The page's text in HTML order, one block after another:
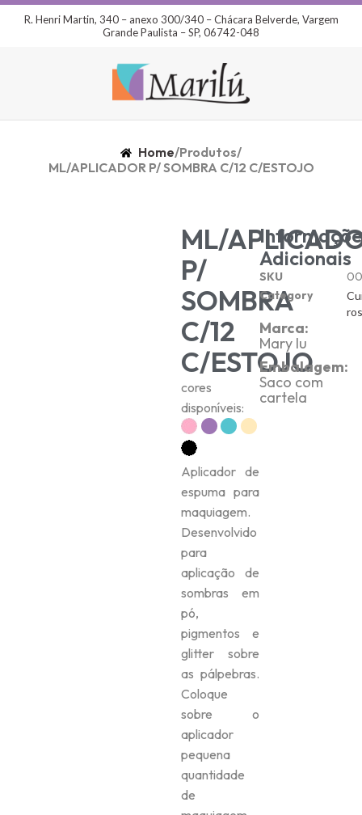
R. Henri Martin, 340 – anexo 300/340 – Chácara Belverde, Vargem
Grande Paulista – SP, 06742-048
Home/Produtos/
ML/APLICADOR P/ SOMBRA C/12 C/ESTOJO
ML/
P/
SOMBRA
C/12
C/ESTOJO
cores
disponíveis:
Aplicador de
espuma para
maquiagem.
Desenvolvido
para
aplicação de
sombras em
pó,
pigmentos e
glitter sobre
as pálpebras.
Coloque
sobre o
aplicador
pequena
quantidade
de
Adicionais
SKU
Category
Marca:
Mary lu
Embalagem:
Saco com
cartela